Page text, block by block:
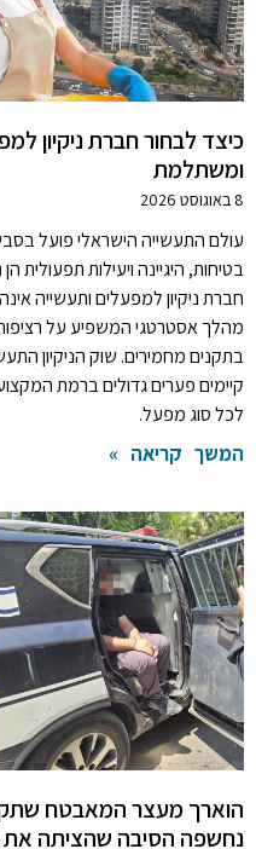
כיצד לבחור חברת ניקיון
ומשתלמת
8 באוגוסט 2026
עולם התעשייה הישראלי פועל
בטיחות, היגיינה ויעילות תפעולית
חברת ניקיון למפעלים ותעשייה
מהלך אסטרטגי המשפיע על
בתקנים מחמירים. שוק הניקיון
קיימים פערים גדולים ברמת
לכל סוג מפעל.
המשך קריאה »
הוארך מעצר המאבטח
נחשפה הסיבה שהציתה